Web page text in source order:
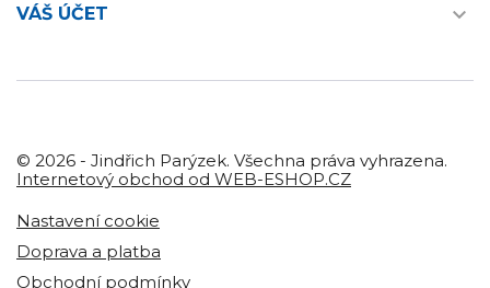
VÁŠ ÚČET 
© 2026 - Jindřich Parýzek. Všechna práva vyhrazena.
Internetový obchod od WEB-ESHOP.CZ
Nastavení cookie
Doprava a platba
Obchodní podmínky